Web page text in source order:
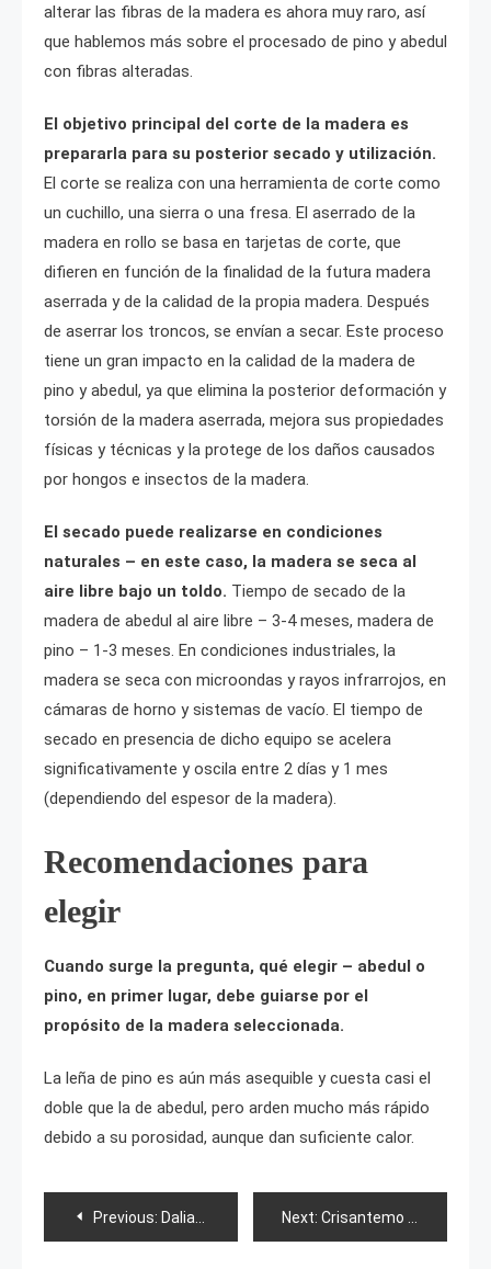
alterar las fibras de la madera es ahora muy raro, así
que hablemos más sobre el procesado de pino y abedul
con fibras alteradas.
El objetivo principal del corte de la madera es
prepararla para su posterior secado y utilización.
El corte se realiza con una herramienta de corte como
un cuchillo, una sierra o una fresa. El aserrado de la
madera en rollo se basa en tarjetas de corte, que
difieren en función de la finalidad de la futura madera
aserrada y de la calidad de la propia madera. Después
de aserrar los troncos, se envían a secar. Este proceso
tiene un gran impacto en la calidad de la madera de
pino y abedul, ya que elimina la posterior deformación y
torsión de la madera aserrada, mejora sus propiedades
físicas y técnicas y la protege de los daños causados
por hongos e insectos de la madera.
El secado puede realizarse en condiciones
naturales – en este caso, la madera se seca al
aire libre bajo un toldo. Tiempo de secado de la
madera de abedul al aire libre – 3-4 meses, madera de
pino – 1-3 meses. En condiciones industriales, la
madera se seca con microondas y rayos infrarrojos, en
cámaras de horno y sistemas de vacío. El tiempo de
secado en presencia de dicho equipo se acelera
significativamente y oscila entre 2 días y 1 mes
(dependiendo del espesor de la madera).
Recomendaciones para
elegir
Cuando surge la pregunta, qué elegir – abedul o
pino, en primer lugar, debe guiarse por el
propósito de la madera seleccionada.
La leña de pino es aún más asequible y cuesta casi el
doble que la de abedul, pero arden mucho más rápido
debido a su porosidad, aunque dan suficiente calor.
PostPrevious: Dalias Blue Boy Next: Crisantemo Ellen White